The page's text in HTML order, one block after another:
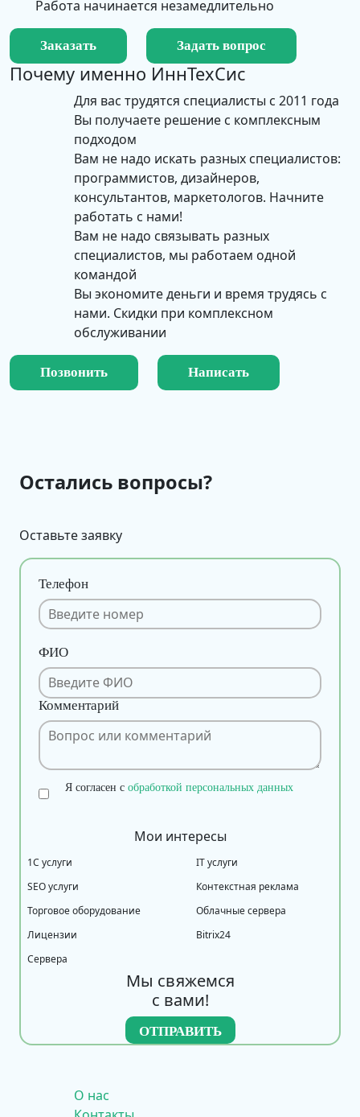
Работа начинается незамедлительно
Заказать Задать вопрос
Почему именно ИннТехСис
Для вас трудятся специалисты с 2011 года
Вы получаете решение с комплексным
подходом
Вам не надо искать разных специалистов:
программистов, дизайнеров,
консультантов, маркетологов. Начните
работать с нами!
Вам не надо связывать разных
специалистов, мы работаем одной
командой
Вы экономите деньги и время трудясь с
нами. Скидки при комплексном
обслуживании
Позвонить Написать
Остались вопросы?
Оставьте заявку
Телефон
ФИО
Комментарий
Я согласен с обработкой персональных данных
Мои интересы
1С услуги
IT услуги
SEO услуги
Контекстная реклама
Торговое оборудование
Облачные сервера
Лицензии
Bitrix24
Сервера
Мы свяжемся
с вами!
О нас